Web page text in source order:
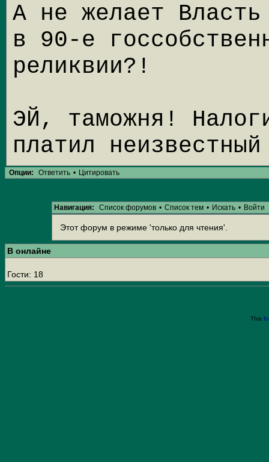
А не желает
в 90-е
реликвии?!
ЭЙ, таможня!
платил
Опции: Ответить • Цитировать
Навигация: Список форумов • Список тем • Искать • Войти
Этот форум в режиме 'только для чтения'.
В онлайне
Гости: 18
This